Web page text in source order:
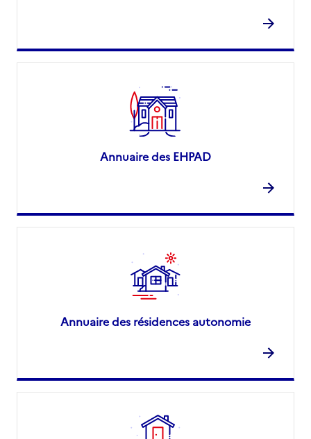
Annuaire des EHPAD
Annuaire des résidences autonomie